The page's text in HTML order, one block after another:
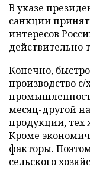
В указе
санкции
интересов
действительно
Конечно,
производство
месяц-другой
продукции, тех
Кроме
факторы.
сельского